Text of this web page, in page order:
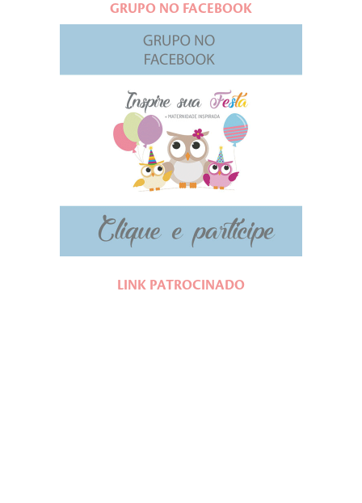
GRUPO NO FACEBOOK
LINK PATROCINADO